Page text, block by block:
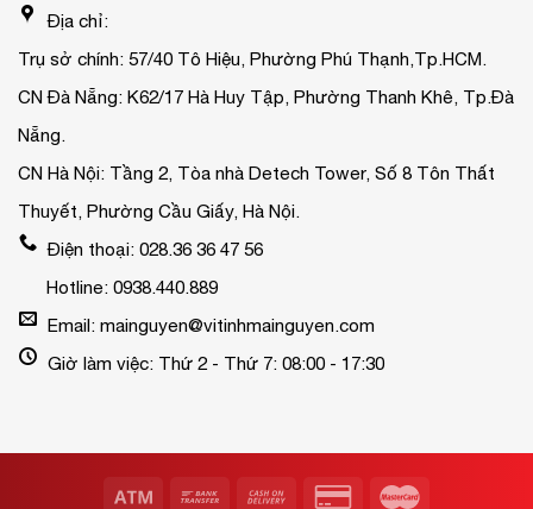
Địa chỉ:
Trụ sở chính: 57/40 Tô Hiệu, Phường Phú Thạnh,Tp.HCM.
CN Đà Nẵng: K62/17 Hà Huy Tập, Phường Thanh Khê, Tp.Đà
Nẵng.
CN Hà Nội: Tầng 2, Tòa nhà Detech Tower, Số 8 Tôn Thất
Thuyết, Phường Cầu Giấy, Hà Nội.
Điện thoại: 028.36 36 47 56
Hotline: 0938.440.889
Email: mainguyen@vitinhmainguyen.com
Giờ làm việc: Thứ 2 - Thứ 7: 08:00 - 17:30